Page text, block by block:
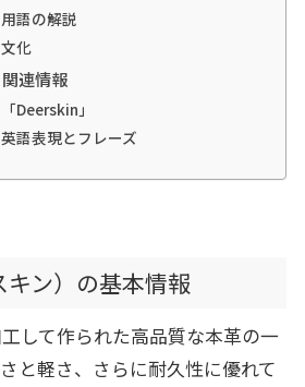
語の解説
化
連情報
Deerskin」
語表現とフレーズ
ン）の基本情報
して作られた高品質な本革の一
と軽さ、さらに耐久性に優れて